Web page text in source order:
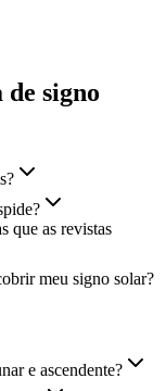
signo
que as revistas
meu signo solar?
e ascendente?